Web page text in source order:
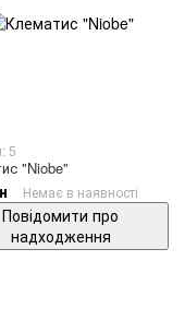
5
"Niobe"
Немає в наявності
Повідомити про
надходження